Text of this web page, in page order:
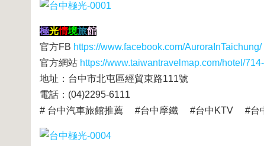
極光情境旅館
官方FB https://www.facebook.com/AuroraInTaichung/
官方網站 https://www.taiwantravelmap.com/hotel/
地址：台中市北屯區經貿東路111號
電話：(04)2295-6111
# 台中汽車旅館推薦 #台中摩鐵 #台中KTV #台